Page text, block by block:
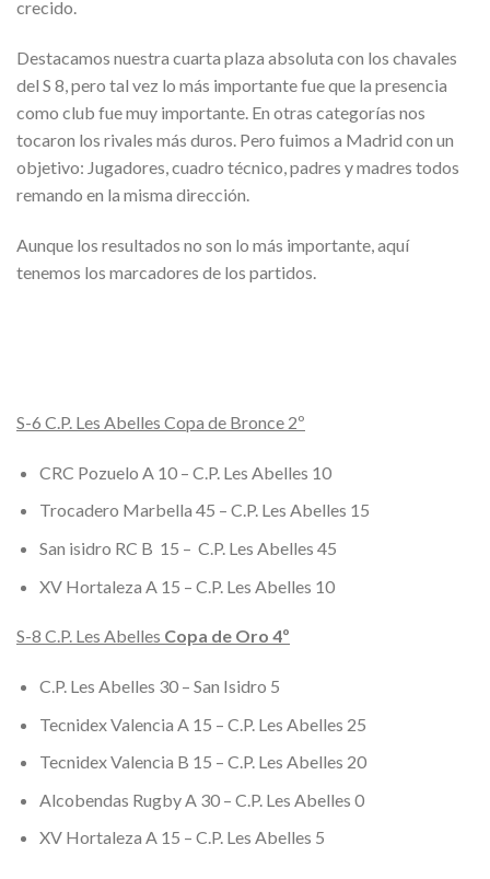
crecido.
Destacamos nuestra cuarta plaza absoluta con los chavales
del S 8, pero tal vez lo más importante fue que la presencia
como club fue muy importante. En otras categorías nos
tocaron los rivales más duros. Pero fuimos a Madrid con un
objetivo: Jugadores, cuadro técnico, padres y madres todos
remando en la misma dirección.
Aunque los resultados no son lo más importante, aquí
tenemos los marcadores de los partidos.
S-6 C.P. Les Abelles Copa de Bronce 2º
CRC Pozuelo A 10 – C.P. Les Abelles 10
Trocadero Marbella 45 – C.P. Les Abelles 15
San isidro RC B 15 – C.P. Les Abelles 45
XV Hortaleza A 15 – C.P. Les Abelles 10
S-8 C.P. Les Abelles Copa de Oro 4º
C.P. Les Abelles 30 – San Isidro 5
Tecnidex Valencia A 15 – C.P. Les Abelles 25
Tecnidex Valencia B 15 – C.P. Les Abelles 20
Alcobendas Rugby A 30 – C.P. Les Abelles 0
XV Hortaleza A 15 – C.P. Les Abelles 5